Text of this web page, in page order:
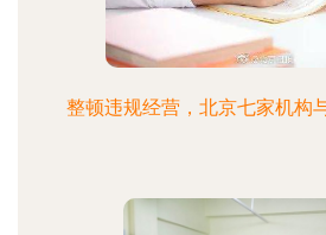
整顿违规经营，北京七家机构